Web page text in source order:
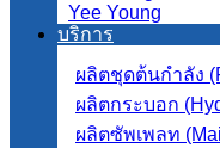
Yee Young
บริการ
ผลิตชุดต้นกำลัง
ผลิตกระบอก
ผลิตซัพเพลท